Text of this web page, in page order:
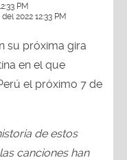
PM
2022 12:33 PM
su próxima gira
en el que
el próximo 7 de
de estos
canciones han